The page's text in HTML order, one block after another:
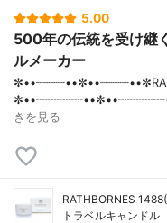
5.00
500年の伝統を受け継
ルメーカー
✼••┈┈┈┈••✼••┈┈┈┈••✼
きを見る
RATHBORNES
トラベルキャンドル